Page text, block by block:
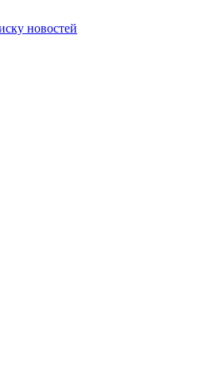
новостей